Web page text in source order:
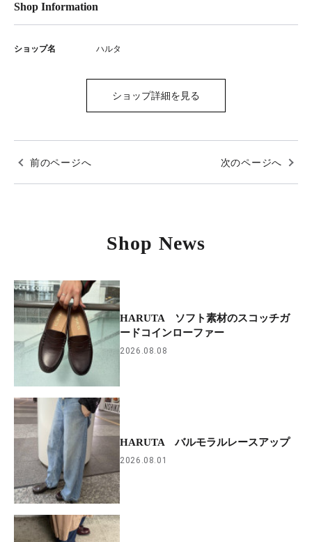
Shop Information
ショップ名 ハルタ
ショップ詳細を見る
前のページへ 次のページへ
Shop News
HARUTA ソフト素材のスコッチガ
ードコインローファー
2026.08.08
HARUTA バルモラルレースアップ
2026.08.01